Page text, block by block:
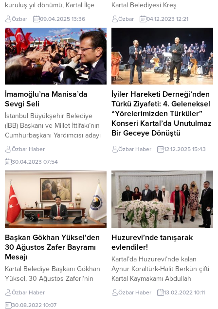
kuruluş yıl dönümü, Kartal İlçe
Emniyet Müdürlüğü’nde
düzenlenen anlamlı bir törenle
kutlandı. Polis Haftası etkinlikleri
kapsamında gerçekleştirilen
programda, emniyet mensupları,
kamu görevlileri, şehit aileleri ve
vatandaşlar bir araya geldi. Tören,
Kartal İlçe Emniyet Müdürlüğü
binasında verilen yemekle
başladı. Ardından Kur’an-ı Kerim
tilaveti gerçekleştirildi. Vatan
uğruna canlarını...
Özbar 09.04.2025 13:36
Kartal Belediyesi Kreş
Müdürlüğü’ne bağlı kreşlerde
eğitim gören 6 yaş grubu
öğrenciler için, kitap okuma
alışkanlığı kazandırmak ve kitap
okumayı teşvik etmek amacıyla
anlamlı bir etkinlik düzenlendi.
İBB 500İG Etkinlik Otobüsü Kreş
Öğrencileri İçin Kartal’da
‘Kütüphane Okuluma Geldi’
projesi kapsamında İstanbul
Büyükşehir Belediyesi tarafından
500İG Etkinlik Otobüsü, Kartal’da
iki farklı...
Özbar 04.12.2023 12:21
İmamoğlu’na Manisa’da
Sevgi Seli
İstanbul Büyükşehir Belediye
(İBB) Başkanı ve Millet İttifakı’nın
Cumhurbaşkanı Yardımcısı adayı
Ekrem İmamoğlu, Manisa’nın
Akhisar ve Turgutlu ilçelerinde
coşkulu kalabalıklara konuştu.
Akhisar’da Belediye Binası
önündeki alanı, Turgutlu’da
Atatürk Meydanı’nı dolduran
vatandaşlar, İmamoğlu’na sevgi
gösterilerinde bulundu.
İmamoğlu’na Akhisar ve Turgutlu
Başkanvekili Özgür Özel, Akhisar
Belediye Başkanı Besim Dutlulu,...
Özbar Haber
30.04.2023 07:54
İyiler Hareketi Derneği’nden
Türkü Ziyafeti: 4. Geleneksel
“Yörelerimizden Türküler”
Konseri Kartal’da Unutulmaz
Bir Geceye Dönüştü
İyiler Hareketi Derneği’nin
geleneksel hale getirdiği
konserinin 4.’sü, dün akşam
Kartal’da adeta bir müzik şölenine
dönüştü. Türkiye’nin dört bir
yanından derlenmiş türkülerle
dolu gece, Kartal Bülent Ecevit
Kültür Merkezi’nde hınca hınç
izleyicilere duygu dolu anlar
yaşattı. Dernek Başkanı Dr.
SMMM Zeki Arslan’ın
öncülüğünde...
Özbar Haber 12.12.2025 15:43
Başkan Gökhan Yüksel’den
30 Ağustos Zafer Bayramı
Mesajı
Kartal Belediye Başkanı Gökhan
Yüksel, 30 Ağustos Zaferi’nin
100. yılı dolayısıyla bir kutlama
mesajı yayımladı. Başkan Yüksel
Özbar Haber
30.08.2022 10:07
Huzurevi’nde tanışarak
evlendiler!
Kartal’da Huzurevi’nde kalan
Aynur Koraltürk-Halit Berkün çifti
Kartal Kaymakamı Abdullah
Demir’in şahitliğinde dünyaevine
girdiler. Kartal Bülent Ecevit Kültür
Özbar Haber 13.02.2022 10:11